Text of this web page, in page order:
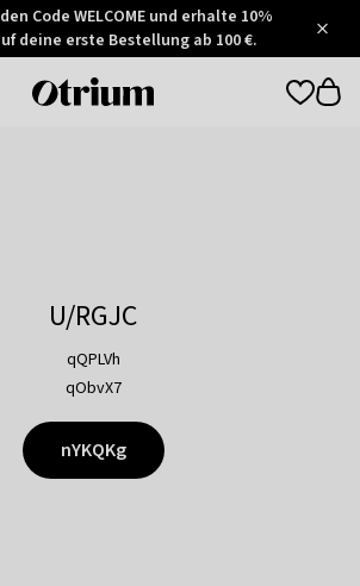
Code WELCOME und erhalte 10%
deine erste Bestellung ab 100 €.
Otrium
U/RGJC
qQPLVh
qObvX7
nYKQKg